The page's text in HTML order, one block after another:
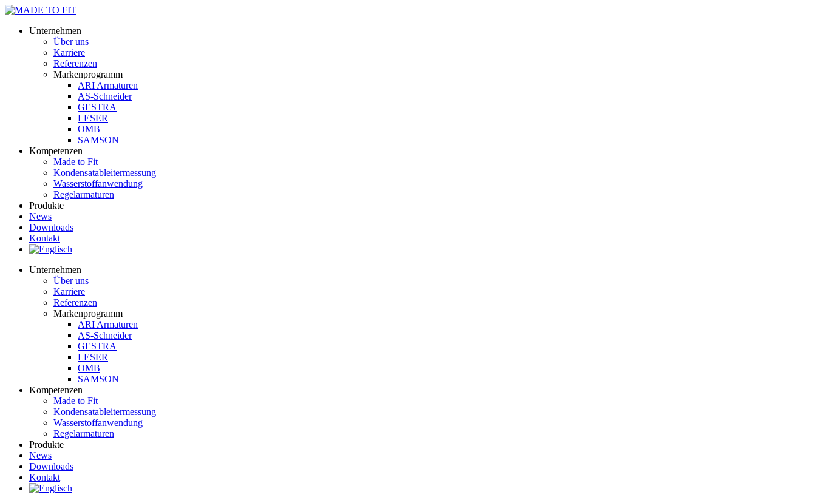
Unternehmen
Über uns
Karriere
Referenzen
Markenprogramm
ARI Armaturen
AS-Schneider
GESTRA
LESER
OMB
SAMSON
Kompetenzen
Made to Fit
Kondensat­ableiter­messung
Wasserstoff­anwendung
Regel­arma­turen
Produkte
News
Downloads
Kontakt
Unternehmen
Über uns
Karriere
Referenzen
Markenprogramm
ARI Armaturen
AS-Schneider
GESTRA
LESER
OMB
SAMSON
Kompetenzen
Made to Fit
Kondensat­ableiter­messung
Wasserstoff­anwendung
Regel­arma­turen
Produkte
News
Downloads
Kontakt